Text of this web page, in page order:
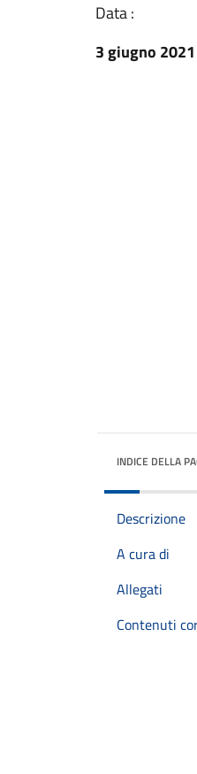
Data :
3 giugno 2021
INDICE DELLA
Descrizione
A cura di
Allegati
Contenuti